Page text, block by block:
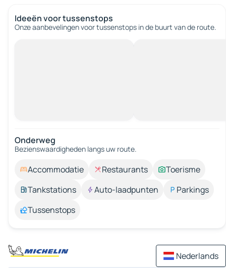
Ideeën voor tussenstops
Onze aanbevelingen voor tussenstops in de buurt van de route.
Onderweg
Bezienswaardigheden langs uw route.
Accommodatie Restaurants
Toerisme
Tankstations
Auto-laadpunten
Parkings
Tussenstops
Nederlands